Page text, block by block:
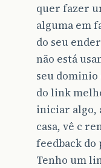
quer fazer
alguma em
do seu
não está
seu dominio
do link
iniciar algo,
casa, vê c
feedback do
Tenho um